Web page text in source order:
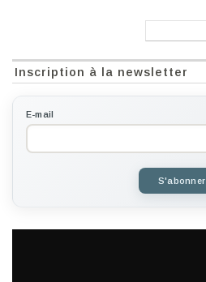
Inscription à la newsletter
E-mail
S'abonner